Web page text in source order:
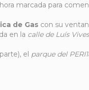
marcada para
de Gas con su
en la calle de Luís
el parque del